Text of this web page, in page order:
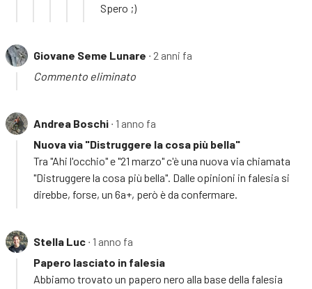
Spero ;)
Giovane Seme Lunare ∙ 2 anni fa
Commento eliminato
Andrea Boschi ∙ 1 anno fa
Nuova via "Distruggere la cosa più bella"
Tra "Ahi l'occhio" e "21 marzo" c'è una nuova via chiamata
"Distruggere la cosa più bella". Dalle opinioni in falesia si
direbbe, forse, un 6a+, però è da confermare.
Stella Luc ∙ 1 anno fa
Papero lasciato in falesia
Abbiamo trovato un papero nero alla base della falesia